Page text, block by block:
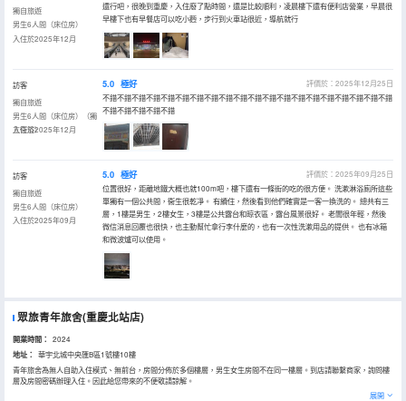
獨自旅遊
男生6人間（床位房）
入住於2025年12月
還行吧，很晚到重慶，入住廢了點時間，還是比較順利，凌晨樓下還有便利店營業，早晨很
早樓下也有早餐店可以吃小麪，步行到火車站很近，導航就行
訪客
獨自旅遊
男生6人間（床位房）（獨
立衞浴）
入住於2025年12月
5.0 極好
評價於：2025年12月25日
不錯不錯不錯不錯不錯不錯不錯不錯不錯不錯不錯不錯不錯不錯不錯不錯不錯不錯不錯不錯
不錯不錯不錯不錯不錯
訪客
獨自旅遊
男生6人間（床位房）
入住於2025年09月
5.0 極好
評價於：2025年09月25日
位置很好，距離地鐵大概也就100m吧，樓下還有一條街的吃的很方便。 洗漱淋浴廁所這些
單獨有一個公共間，衞生很乾凈。 有續住，然後看到他們確實是一客一換洗的。 總共有三
層，1樓是男生，2樓女生，3樓是公共露台和晾衣區，露台風景很好。 老闆很年輕，然後
微信消息回覆也很快，也主動幫忙拿行李什麼的，也有一次性洗漱用品的提供。 也有冰箱
和微波爐可以使用。
眾旅青年旅舍(重慶北站店)
開業時間： 2024
地址：
華宇北城中央匯B區1號樓10樓
青年旅舍為無人自助入住模式、無前台，房間分佈於多個樓層，男生女生房間不在同一樓層。到店請聯繫商家，詢問樓
層及房間密碼辦理入住。因此給您帶來的不便敬請諒解。
展開